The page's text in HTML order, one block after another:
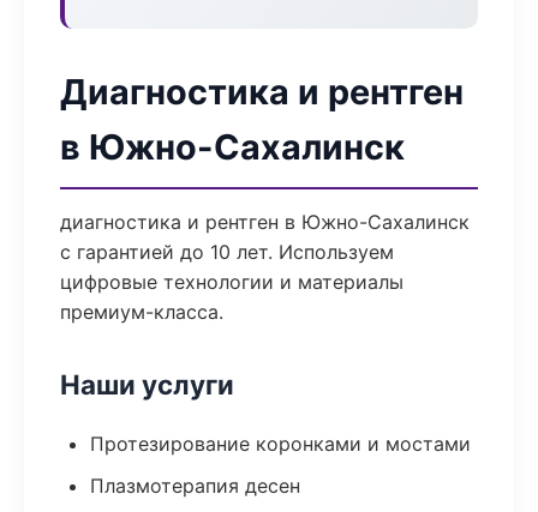
Диагностика и рентген
в Южно-Сахалинск
диагностика и рентген в Южно-Сахалинск
с гарантией до 10 лет. Используем
цифровые технологии и материалы
премиум-класса.
Наши услуги
Протезирование коронками и мостами
Плазмотерапия десен